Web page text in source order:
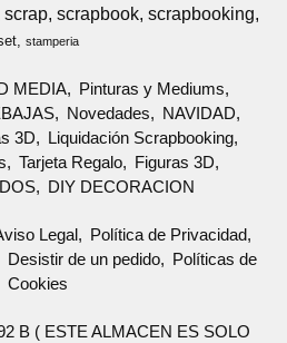
scrap scrapbook scrapbooking
stamperia
MEDIA
Pinturas y Mediums
Novedades
NAVIDAD
3D
Liquidación Scrapbooking
Tarjeta Regalo
Figuras 3D
DIY DECORACION
Legal
Política de Privacidad
Desistir de un pedido
Políticas de
Cookies
B ( ESTE ALMACEN ES SOLO